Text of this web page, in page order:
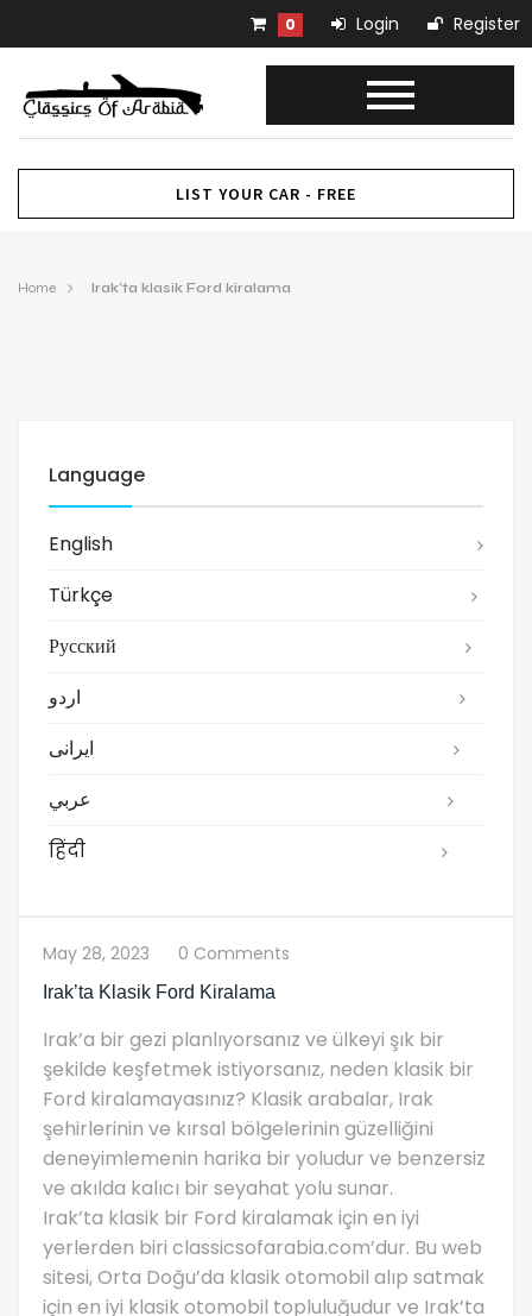
0 Login Register
LIST YOUR CAR - FREE
Home Irak’ta klasik Ford kiralama
Language
English
Türkçe
Русский
اردو
ایرانی
عربي
हिंदी
May 28, 2023 0 Comments
Irak’ta Klasik Ford Kiralama
Irak’a bir gezi planlıyorsanız ve ülkeyi şık bir
şekilde keşfetmek istiyorsanız, neden klasik bir
Ford kiralamayasınız? Klasik arabalar, Irak
şehirlerinin ve kırsal bölgelerinin güzelliğini
deneyimlemenin harika bir yoludur ve benzersiz
ve akılda kalıcı bir seyahat yolu sunar.
Irak’ta klasik bir Ford kiralamak için en iyi
yerlerden biri classicsofarabia.com’dur. Bu web
sitesi, Orta Doğu’da klasik otomobil alıp satmak
için en iyi klasik otomobil topluluğudur ve Irak’ta